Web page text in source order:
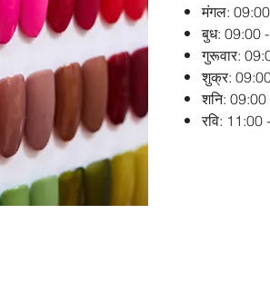
मंगल:
बुध: 09:00
गुरूवार:
शुक्र:
शनि:
रवि: 11:00